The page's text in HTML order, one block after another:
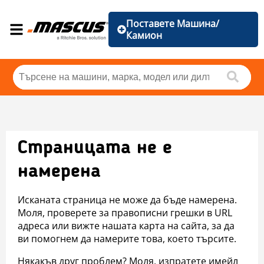
Поставете Машина/
Камион
Страницата не е
намерена
Исканата страница не може да бъде намерена.
Моля, проверете за правописни грешки в URL
адреса или вижте нашата карта на сайта, за да
ви помогнем да намерите това, което търсите.
Някакъв друг проблем? Моля, изпратете имейл